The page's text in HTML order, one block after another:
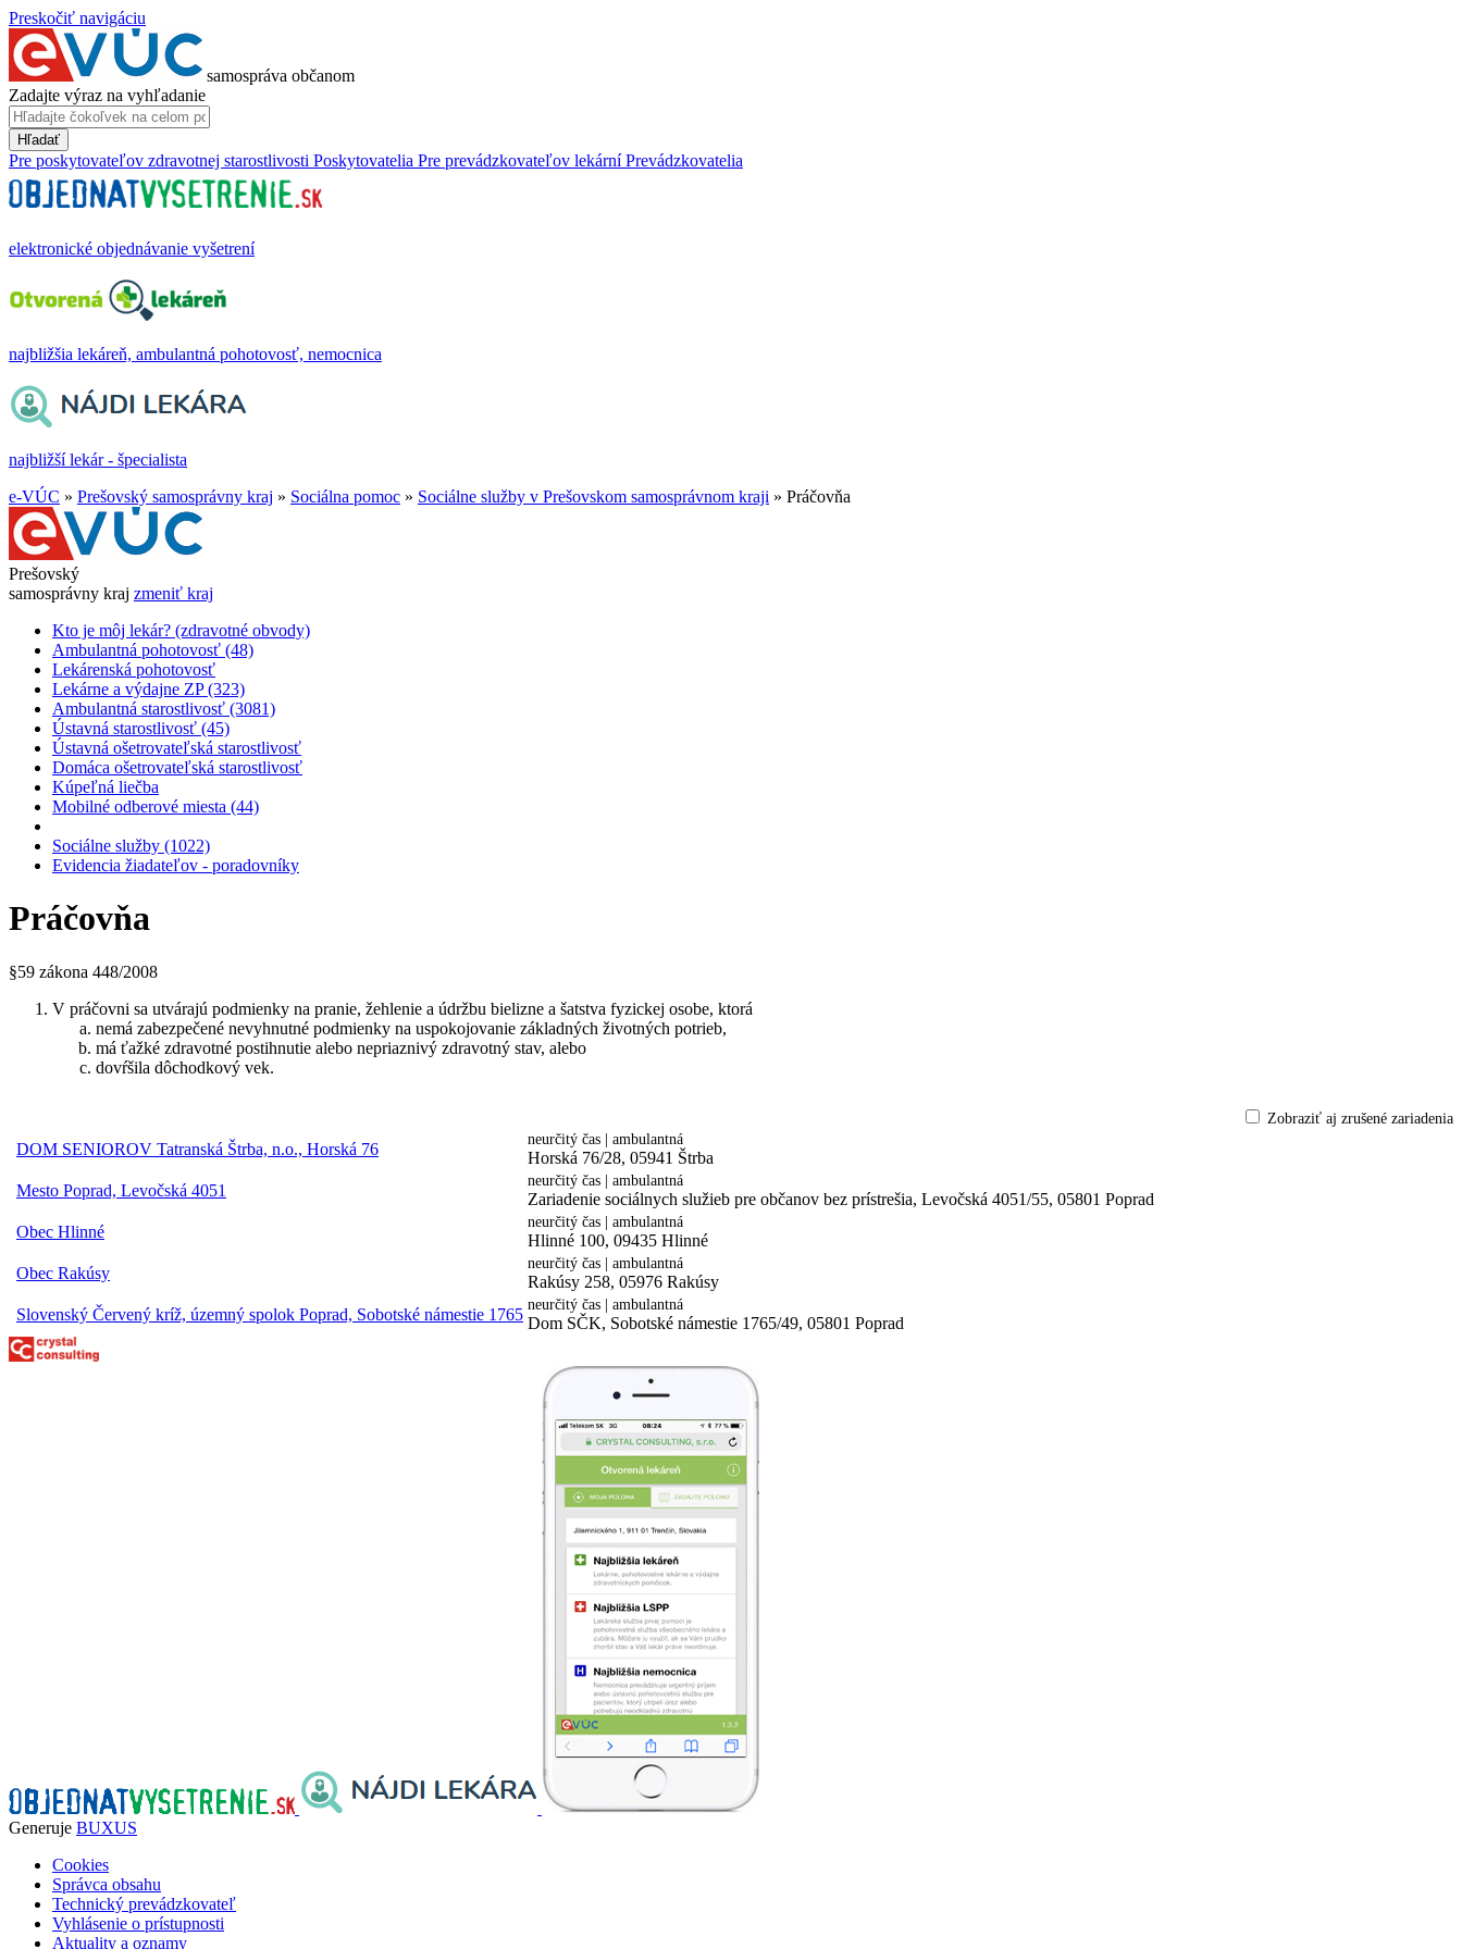
Preskočiť navigáciu
samospráva občanom
Zadajte výraz na vyhľadanie
Hľadať
Pre poskytovateľov zdravotnej starostlivosti Poskytovatelia Pre prevádzkovateľov lekární Prevádzkovatelia
elektronické objednávanie vyšetrení
najbližšia lekáreň, ambulantná pohotovosť, nemocnica
najbližší lekár - špecialista
e-VÚC » Prešovský samosprávny kraj » Sociálna pomoc » Sociálne služby v Prešovskom samosprávnom kraji » Práčovňa
Prešovský
samosprávny kraj zmeniť kraj
Kto je môj lekár? (zdravotné obvody)
Ambulantná pohotovosť (48)
Lekárenská pohotovosť
Lekárne a výdajne ZP (323)
Ambulantná starostlivosť (3081)
Ústavná starostlivosť (45)
Ústavná ošetrovateľská starostlivosť
Domáca ošetrovateľská starostlivosť
Kúpeľná liečba
Mobilné odberové miesta (44)
Sociálne služby (1022)
Evidencia žiadateľov - poradovníky
Práčovňa
§59 zákona 448/2008
V práčovni sa utvárajú podmienky na pranie, žehlenie a údržbu bielizne a šatstva fyzickej osobe, ktorá
nemá zabezpečené nevyhnutné podmienky na uspokojovanie základných životných potrieb,
má ťažké zdravotné postihnutie alebo nepriaznivý zdravotný stav, alebo
dovŕšila dôchodkový vek.
Zobraziť aj zrušené zariadenia
DOM SENIOROV Tatranská Štrba, n.o., Horská 76
neurčitý čas | ambulantná
Horská 76/28, 05941 Štrba
Mesto Poprad, Levočská 4051
neurčitý čas | ambulantná
Zariadenie sociálnych služieb pre občanov bez prístrešia, Levočská 4051/55, 05801 Poprad
Obec Hlinné
neurčitý čas | ambulantná
Hlinné 100, 09435 Hlinné
Obec Rakúsy
neurčitý čas | ambulantná
Rakúsy 258, 05976 Rakúsy
Slovenský Červený kríž, územný spolok Poprad, Sobotské námestie 1765
neurčitý čas | ambulantná
Dom SČK, Sobotské námestie 1765/49, 05801 Poprad
Generuje BUXUS
Cookies
Správca obsahu
Technický prevádzkovateľ
Vyhlásenie o prístupnosti
Aktuality a oznamy